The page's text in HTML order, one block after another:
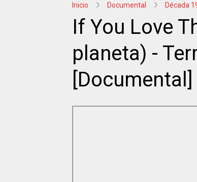
Inicio Documental Década
If You Love
planeta) -
[Documental]